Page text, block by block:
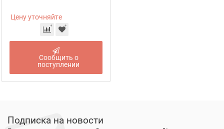
Цену уточняйте
Сообщить о
поступлении
Подписка на новости